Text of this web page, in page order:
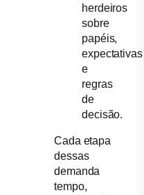
herdeiros
sobre
papéis,
expectativas
e
regras
de
decisão.
Cada etapa
dessas
demanda
tempo,